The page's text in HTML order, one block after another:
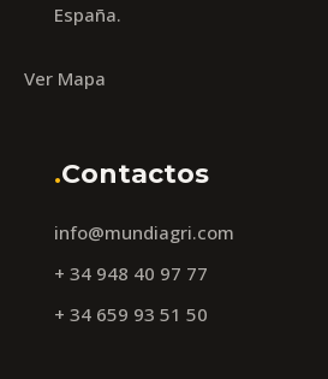
España.
Ver Mapa
.Contactos
info@mundiagri.com
+ 34 948 40 97 77
+ 34 659 93 51 50